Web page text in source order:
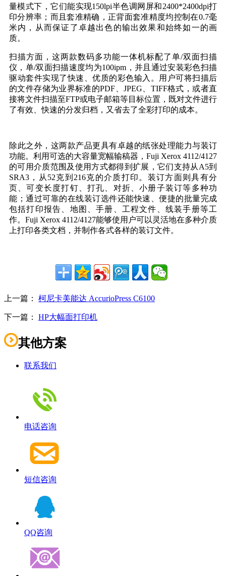
量模式下，它们能实现150lpi半色调网屏和2400*2400dpi打
印分辨率；而且套准精确，正背面套准精度均控制在0.7毫
米内，从而保证了卓越出色的输出效果和始终如一的画
质。
扫描方面，这两款数码多功能一体机标配了单/双面扫描
仪，单/双面扫描速度均为100ipm，并且通过安装彩色扫描
驱动套件实现了快速、优质的彩色输入。用户可将扫描后
的文件存储为业界标准的PDF、JPEG、TIFF格式，或者直
接将文件扫描至FTP或电子邮箱等目标位置，既对文件进行
了有效、快速的分发归档，又省去了全彩打印的成本。
除此之外，这两款产品更具有卓越的纸张处理能力与装订
功能。利用可选的大容量宽幅输稿器，Fuji Xerox 4112/4127
的可用介质范围及使用方式都得到扩展，它们支持从A5到
SRA3，从52克到216克的介质打印。装订方面则具有分
页、可变长度打钉、打孔、对折、小册子装订等多种功
能；通过可靠的在线装订选件还能快速、便捷的批量完成
包括打印报告、地图、手册、工程文件、线装手册等工
作。Fuji Xerox 4112/4127能够使用户可以灵活地在多种介质
上打印各类文档，并制作各式各样的装订文件。
上一篇： 柯尼卡美能达 AccurioPress C6100
下一篇： HP大幅面打印机
其他方案
联系我们
电话咨询
短信咨询
QQ咨询